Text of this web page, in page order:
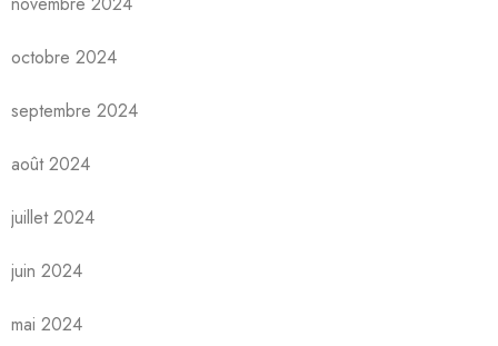
octobre 2024
septembre 2024
août 2024
juillet 2024
juin 2024
mai 2024